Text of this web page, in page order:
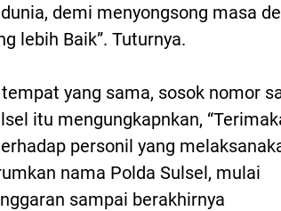
demi menyongsong masa
lebih Baik”. Tuturnya.
yang sama, sosok nomor
itu mengungkapnkan,
personil yang
nama Polda Sulsel, mulai
sampai berakhirnya